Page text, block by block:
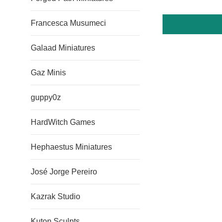
Francesca Musumeci
Galaad Miniatures
Gaz Minis
guppy0z
HardWitch Games
Hephaestus Miniatures
José Jorge Pereiro
Kazrak Studio